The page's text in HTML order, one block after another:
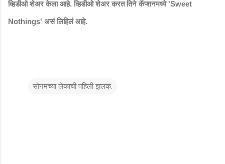
व्हिडीओ शेअर केला आहे. व्हिडीओ शेअर करत तिने कॅप्शनमध्ये'Sweet
Nothings' असं लिहिलं आहे.
सोनमच्या लेकाची पहिली झलक.